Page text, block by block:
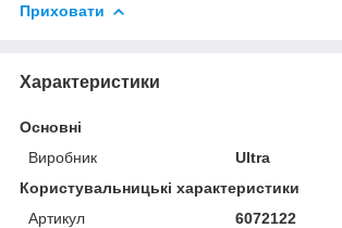
Приховати
Характеристики
Основні
Виробник
Ultra
Користувальницькі характеристики
Артикул
6072122